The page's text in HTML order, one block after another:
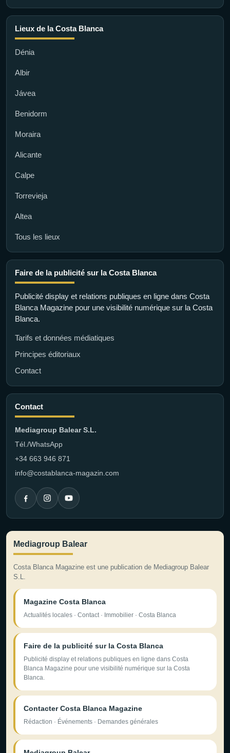
Lieux de la Costa Blanca
Dénia
Albir
Jávea
Benidorm
Moraira
Alicante
Calpe
Torrevieja
Altea
Tous les lieux
Faire de la publicité sur la Costa Blanca
Publicité display et relations publiques en ligne dans Costa
Blanca Magazine pour une visibilité numérique sur la Costa
Blanca.
Tarifs et données médiatiques
Principes éditoriaux
Contact
Contact
Mediagroup Balear S.L.
Tél./WhatsApp
+34 663 946 871
info@costablanca-magazin.com
Mediagroup Balear
Costa Blanca Magazine est une publication de Mediagroup Balear
S.L.
Magazine Costa Blanca
Actualités locales · Contact · Immobilier · Costa Blanca
Faire de la publicité sur la Costa Blanca
Publicité display et relations publiques en ligne dans Costa
Blanca Magazine pour une visibilité numérique sur la Costa
Blanca.
Contacter Costa Blanca Magazine
Rédaction · Événements · Demandes générales